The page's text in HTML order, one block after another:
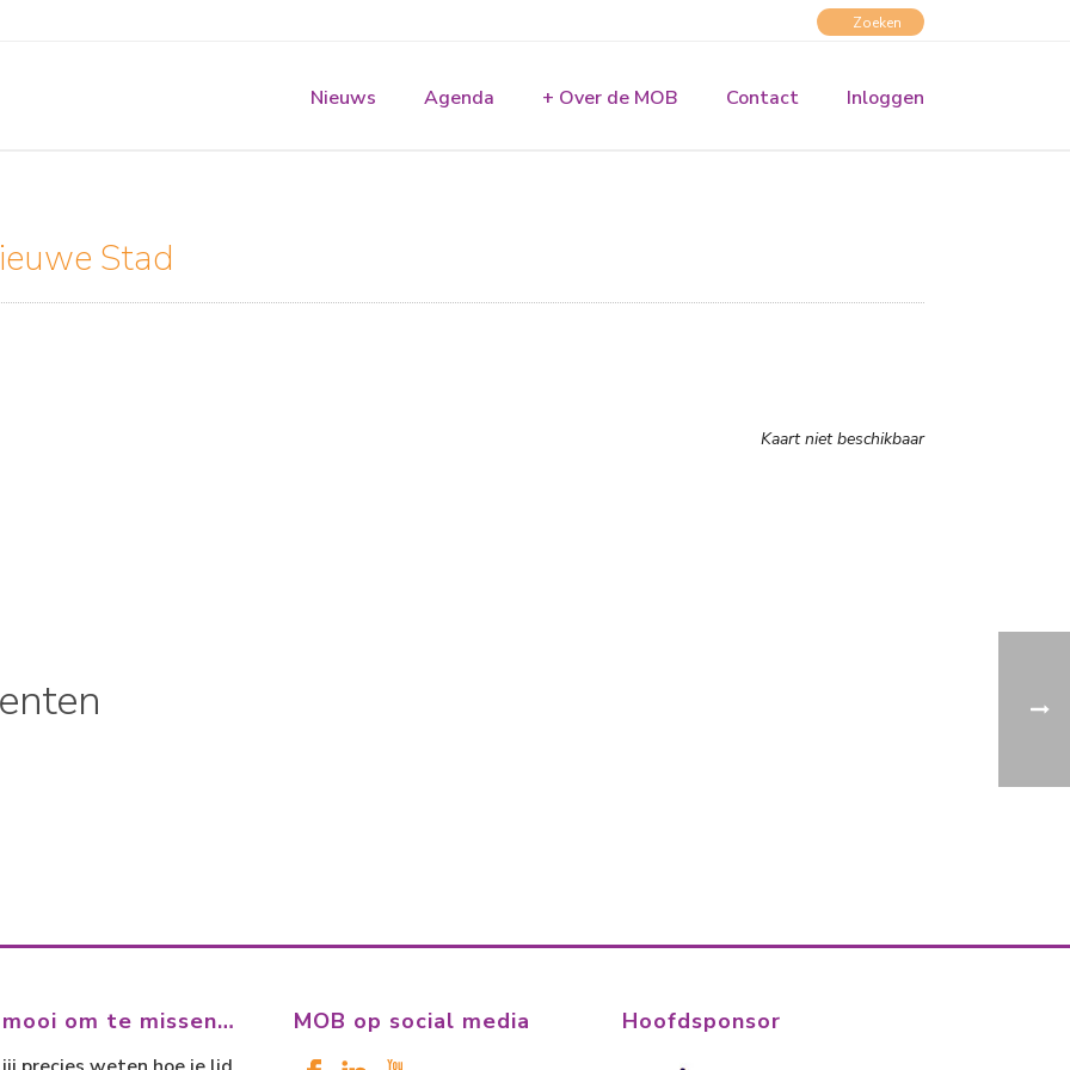
Nieuws Agenda + Over de MOB Contact Inloggen
Stad
Kaart niet beschikbaar
om te missen… MOB op social media Hoofdsponsor